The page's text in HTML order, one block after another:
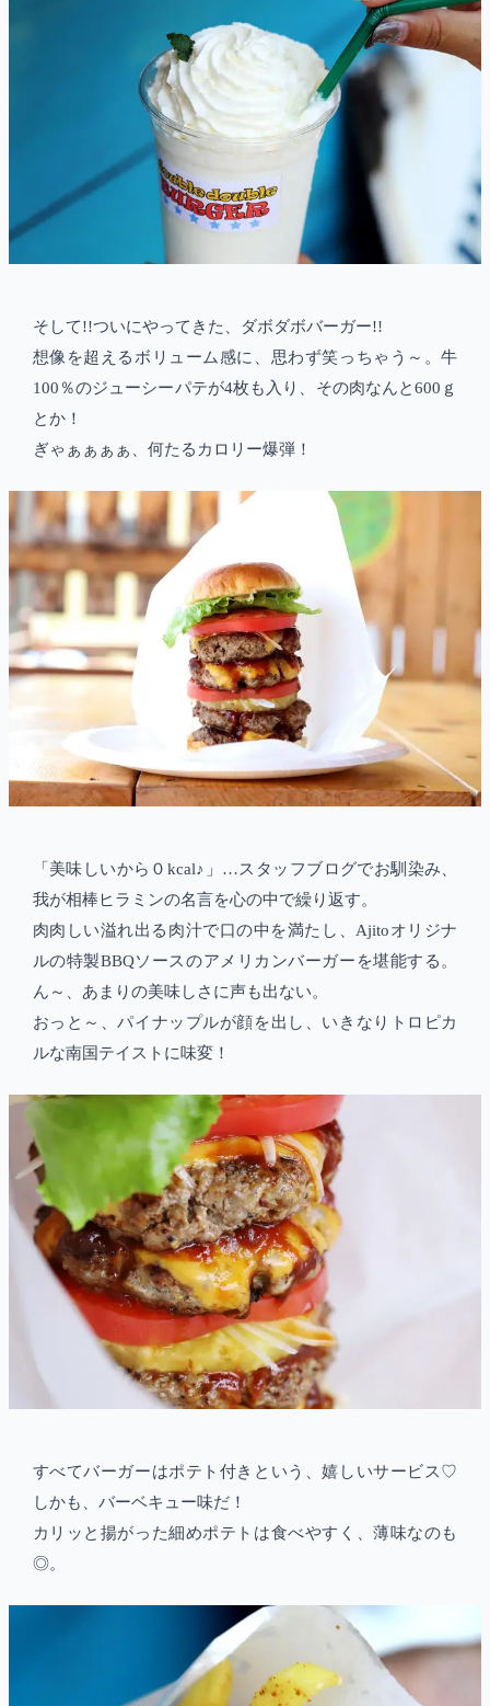
そして!!ついにやってきた、ダボダボバーガー!!
想像を超えるボリューム感に、思わず笑っちゃう～。牛
100％のジューシーパテが4枚も入り、その肉なんと600ｇ
とか！
ぎゃぁぁぁぁ、何たるカロリー爆弾！
「美味しいから０kcal♪」…スタッフブログでお馴染み、
我が相棒ヒラミンの名言を心の中で繰り返す。
肉肉しい溢れ出る肉汁で口の中を満たし、Ajitoオリジナ
ルの特製BBQソースのアメリカンバーガーを堪能する。
ん～、あまりの美味しさに声も出ない。
おっと～、パイナップルが顔を出し、いきなりトロピカ
ルな南国テイストに味変！
すべてバーガーはポテト付きという、嬉しいサービス♡
しかも、バーベキュー味だ！
カリッと揚がった細めポテトは食べやすく、薄味なのも
◎。